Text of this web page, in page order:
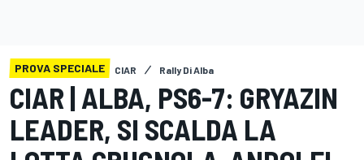
PROVA SPECIALE CIAR Rally Di Alba
CIAR | ALBA, PS6-7: GRYAZIN
LEADER, SI SCALDA LA